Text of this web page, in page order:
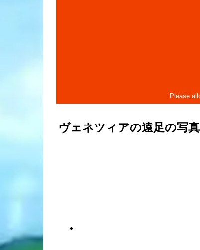
ヴェネツィアの遠足の写真